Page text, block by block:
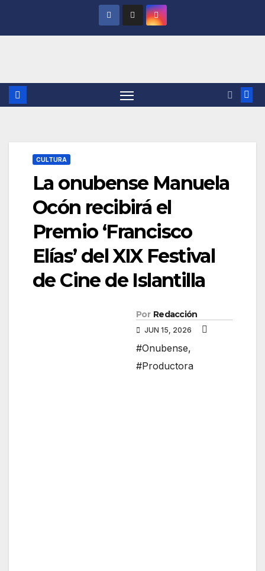
CULTURA
La onubense Manuela
Ocón recibirá el
Premio ‘Francisco
Elías’ del XIX Festival
de Cine de Islantilla
Por Redacción
JUN 15, 2026
#Onubense,
#Productora